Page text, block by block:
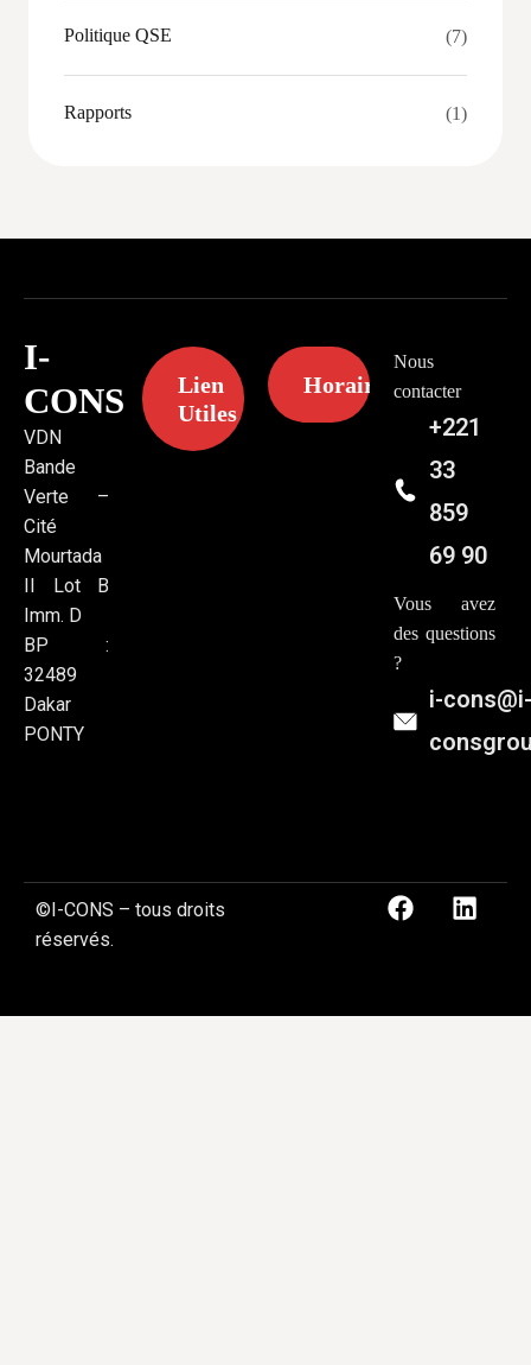
Politique QSE (7)
Rapports (1)
I-
CONS
VDN
Bande
Verte –
Cité
Mourtada
II Lot B
Imm. D
BP :
32489
Dakar
PONTY
Lien
Utiles
Horaires
Nous
contacter
+221
33
859
69 90
Vous avez
des questions
?
i-
©I-CONS – tous droits
réservés.